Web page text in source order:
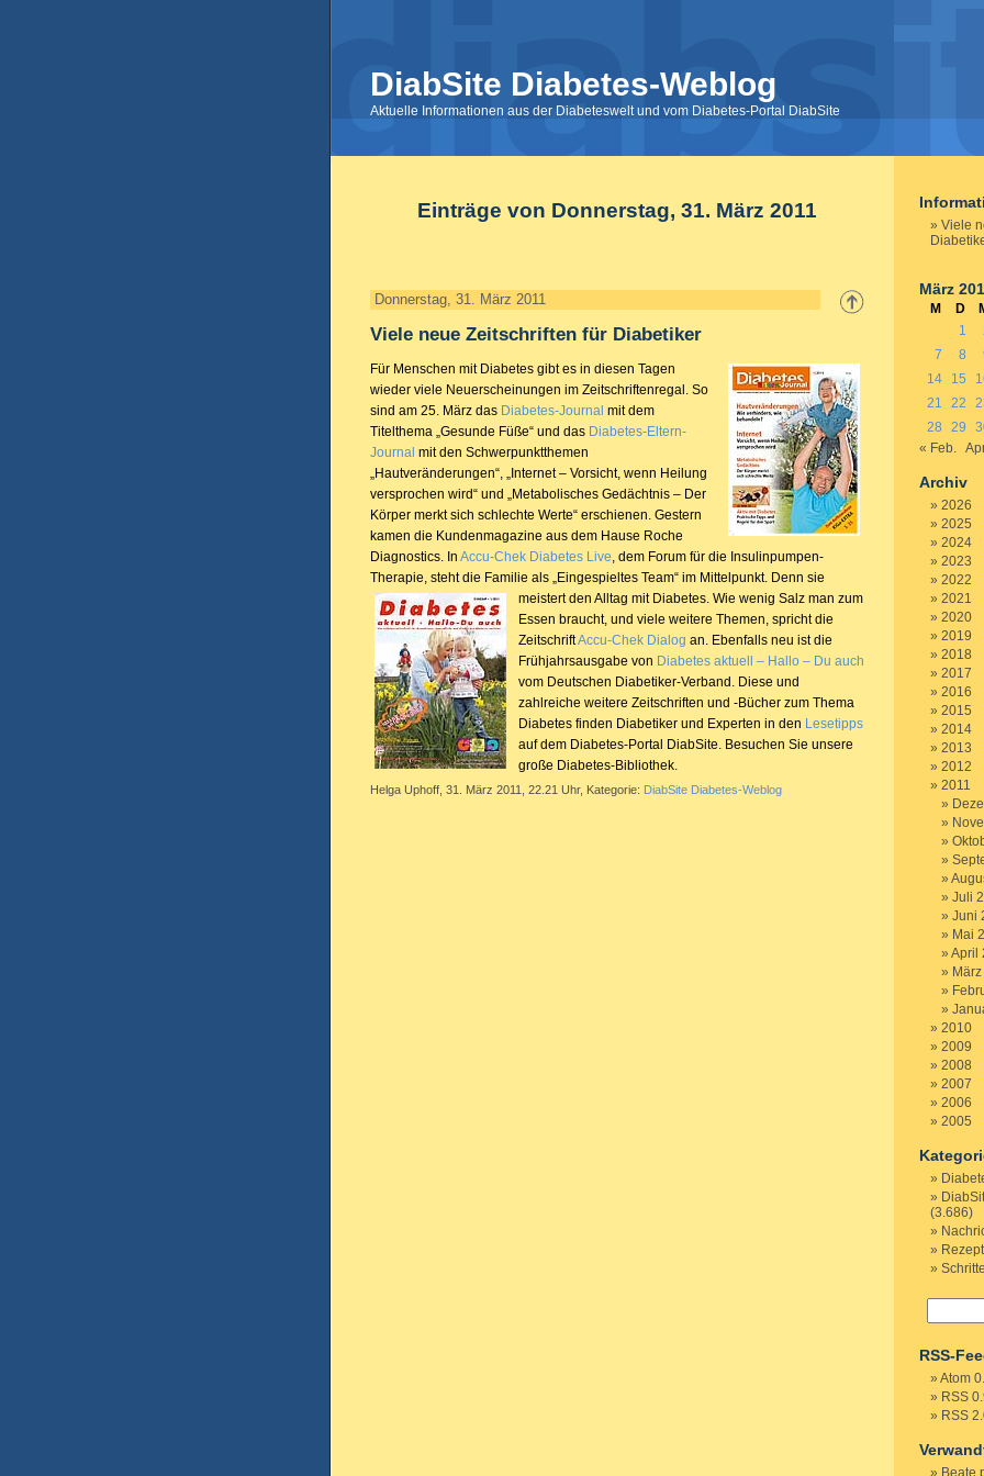
DiabSite Diabetes-Weblog
Aktuelle Informationen aus der Diabeteswelt und vom Diabetes-Portal DiabSite
Einträge von Donnerstag, 31. März 2011
Donnerstag, 31. März 2011
Viele neue Zeitschriften für Diabetiker
Für Menschen mit Diabetes gibt es in diesen Tagen
wieder viele Neuerscheinungen im Zeitschriftenregal. So
sind am 25. März das Diabetes-Journal mit dem
Titelthema „Gesunde Füße“ und das Diabetes-Eltern-
Journal mit den Schwerpunktthemen
„Hautveränderungen“, „Internet – Vorsicht, wenn Heilung
versprochen wird“ und „Metabolisches Gedächtnis – Der
Körper merkt sich schlechte Werte“ erschienen. Gestern
kamen die Kundenmagazine aus dem Hause Roche
Diagnostics. In Accu-Chek Diabetes Live, dem Forum für die Insulinpumpen-
Therapie, steht die Familie als „Eingespieltes Team“ im Mittelpunkt. Denn sie
meistert den Alltag mit Diabetes. Wie wenig Salz man zum
Essen braucht, und viele weitere Themen, spricht die
ZeitschriftAccu-Chek Dialog an. Ebenfalls neu ist die
Frühjahrsausgabe von Diabetes aktuell – Hallo – Du auch
vom Deutschen Diabetiker-Verband. Diese und
zahlreiche weitere Zeitschriften und -Bücher zum Thema
Diabetes finden Diabetiker und Experten in den Lesetipps
auf dem Diabetes-Portal DiabSite. Besuchen Sie unsere
große Diabetes-Bibliothek.
Helga Uphoff, 31. März 2011, 22.21 Uhr, Kategorie: DiabSite Diabetes-Weblog
Viele
März
M D
1
7
8
14
15
21
22
28
29
« Feb.
Archiv
2026
2025
2024
2023
2022
2021
2020
2019
2018
2017
2016
2015
2014
2013
2012
2011
Juli
Juni
Mai
April
2010
2009
2008
2007
2006
2005
(3.686)
RSS-
Atom
RSS
RSS
Beate